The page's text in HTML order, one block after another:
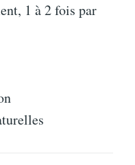
1 à 2 fois par